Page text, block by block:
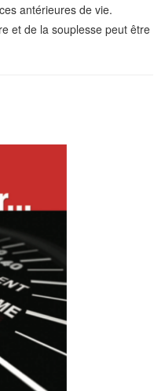
antérieures de vie.
et de la souplesse peut être